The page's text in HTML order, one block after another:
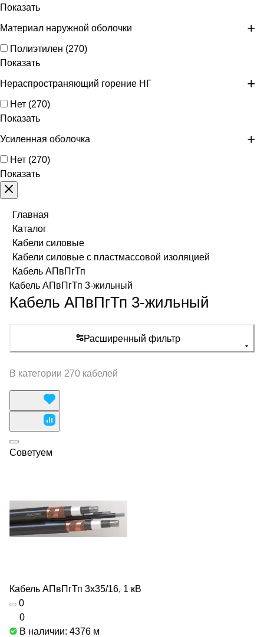
Показать
Материал наружной оболочки
Полиэтилен (270)
Показать
Нераспространяющий горение НГ
Нет (270)
Показать
Усиленная оболочка
Нет (270)
Показать
Главная
Каталог
Кабели силовые
Кабели силовые с пластмассовой изоляцией
Кабель АПвПгТп
Кабель АПвПгТп 3-жильный
Кабель АПвПгТп 3-жильный
Расширенный фильтр
В категории 270 кабелей
Советуем
Кабель АПвПгТп 3х35/16, 1 кВ
0
0
В наличии: 4376 м